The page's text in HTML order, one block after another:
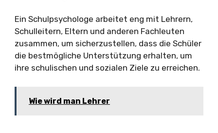
Ein Schulpsychologe arbeitet eng mit Lehrern,
Schulleitern, Eltern und anderen Fachleuten
zusammen, um sicherzustellen, dass die Schüler
die bestmögliche Unterstützung erhalten, um
ihre schulischen und sozialen Ziele zu erreichen.
Wie wird man Lehrer